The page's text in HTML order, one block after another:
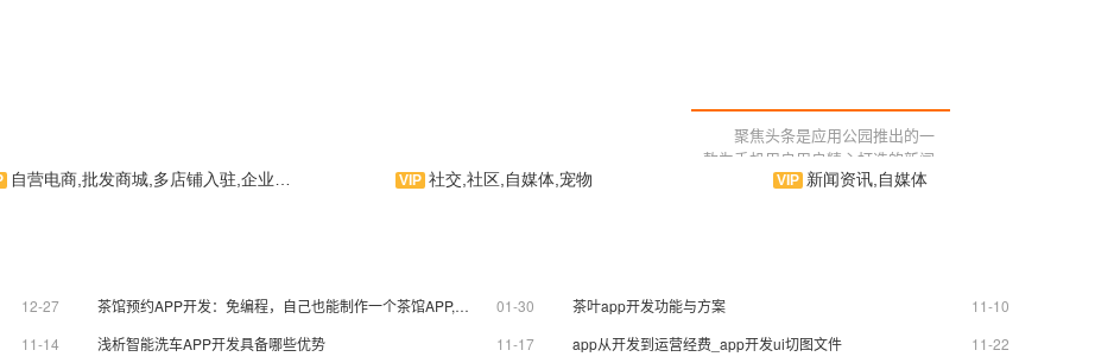
衣梦是应用公园专门为手机用
能在使用中，体验到我们作为APP
自营电商,批发商城,多店铺入驻,企业品牌,服饰箱包,服饰搭配
用具等购买为一体，真正一站式应
社交,社区,自媒体,宠物
聚焦头条是应用公园推出的一
款为手机用户用户精心打造的新闻
类模板，以满足用户所求。海量信
息，致力于打造精品新闻类手机应
新闻资讯,自媒体
12-27 茶馆预约APP开发：免编程，自己也能制作一个茶馆APP,可节省90%成本 01-30 茶叶app开发功能与方案
11-10
11-14 浅析智能洗车APP开发具备哪些优势 11-17 app从开发到运营经费_app开发ui切图文件
11-22